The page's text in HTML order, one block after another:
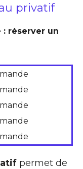
privatif
: réserver un
permet de